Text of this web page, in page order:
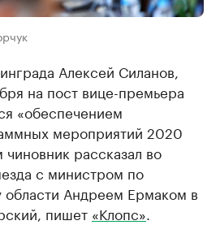
Алексей Силанов,
на пост вице-премьера
«обеспечением
мероприятий 2020
рассказал во
с министром по
области Андреем Ермаком в
пишет «Клопс»